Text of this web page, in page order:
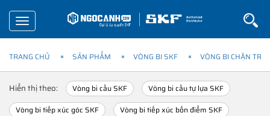
Toggle
navigation
TRANG CHỦ SẢN PHẨM VÒNG BI SKF VÒNG BI CHẶN
Hiển thị theo: Vòng bi cầu SKF
Vòng bi cầu tự lựa SKF
Vòng bi tiếp xúc góc SKF
Vòng bi tiếp xúc bốn điểm SKF